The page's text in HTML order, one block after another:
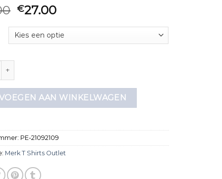
€27.00
outlet aantal
AAN WINKELWAGEN
PE-21092109
Merk T Shirts Outlet